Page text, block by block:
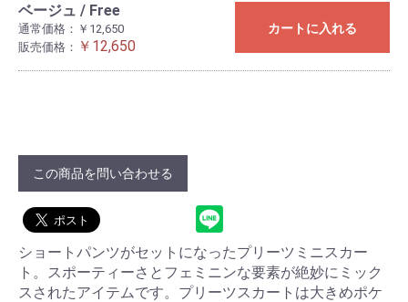
ベージュ / Free
通常価格：￥12,650
販売価格： ￥12,650
カートに入れる
この商品を問い合わせる
ショートパンツがセットになったプリーツミニスカー
ト。スポーティーさとフェミニンな要素が絶妙にミック
スされたアイテムです。プリーツスカートは大きめポケ